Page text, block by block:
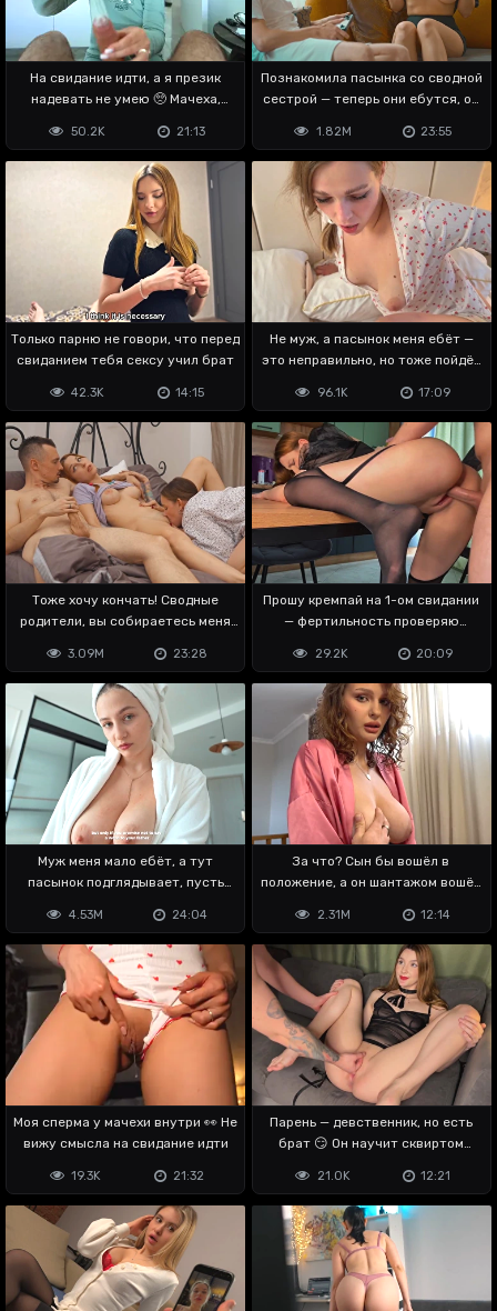
На свидание идти, а я презик
надевать не умею 🥺 Мачеха,
21:13
50.2K
Познакомила пасынка со сводной
сестрой — теперь они ебутся, ой
23:55
1.82M
Только парню не говори, что перед
свиданием тебя сексу учил брат
14:15
42.3K
Не муж, а пасынок меня ебёт —
это неправильно, но тоже пойдёт
17:09
96.1K
Тоже хочу кончать! Сводные
родители, вы собираетесь меня
23:28
3.09M
Прошу кремпай на 1-ом свидании
— фертильность проверяю
20:09
29.2K
Муж меня мало ебёт, а тут
пасынок подглядывает, пусть
24:04
4.53M
За что? Сын бы вошёл в
положение, а он шантажом вошёл
12:14
2.31M
Моя сперма у мачехи внутри 👀 Не
вижу смысла на свидание идти
21:32
19.3K
Парень — девственник, но есть
брат 😏 Он научит сквиртом
12:21
21.0K